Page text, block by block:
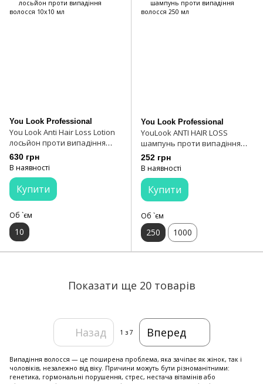
You Look Professional
You Look Anti Hair Loss Lotion
лосьйон проти випадіння
волосся 10x10 мл
630 грн
В наявності
Купити
Об `єм
10
You Look Professional
YouLook ANTI HAIR LOSS
шампунь проти випадіння
волосся 250 мл
252 грн
В наявності
Купити
Об `єм
250 1000
Показати ще 20 товарів
Назад 1 з 7 Вперед
Випадіння волосся — це поширена проблема, яка зачіпає як жінок, так і
чоловіків, незалежно від віку. Причини можуть бути різноманітними:
генетика, гормональні порушення, стрес, нестача вітамінів або